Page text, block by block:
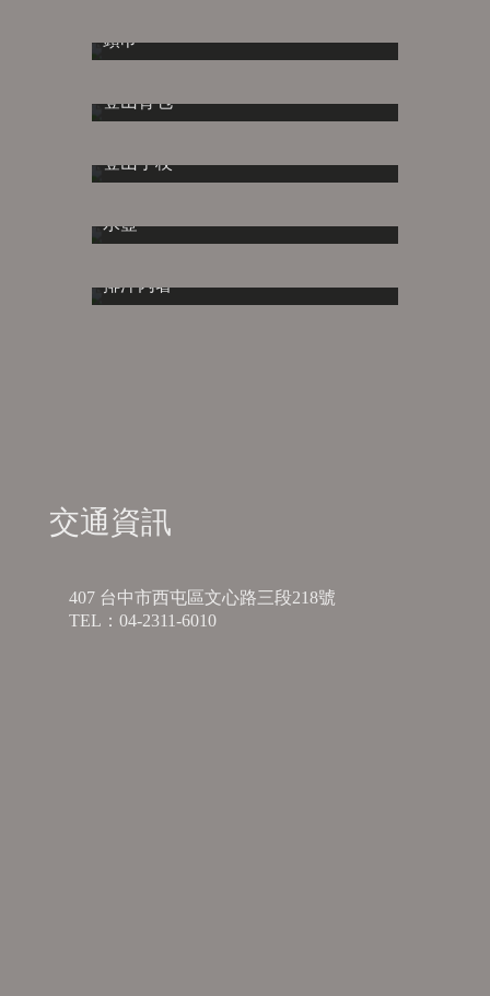
頭巾
登山背包
登山手杖
水壺
排汗內著
交通資訊
407 台中市西屯區文心路三段218號
TEL：04-2311-6010